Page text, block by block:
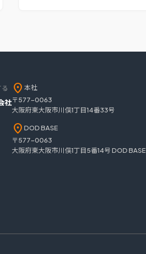
location_on 本社
〒577-0063
大阪府東大阪市川俣1丁目14番33号
location_on DOD BASE
〒577-0063
大阪府東大阪市川俣1丁目5番14号 DOD BASE